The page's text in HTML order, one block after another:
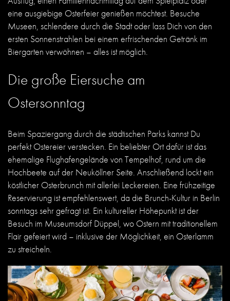
eine ausgiebige Osterfeier genießen möchtest. Besuche
Museen, schlendere durch die Stadt oder lass Dich von den
ersten Sonnenstrahlen bei einem erfrischenden Getränk im
Biergarten verwöhnen – alles ist möglich.
Die große Eiersuche am
Ostersonntag
Beim Spaziergang durch die städtischen Parks kannst Du
perfekt Ostereier verstecken. Ein beliebter Ort dafür ist das
ehemalige Flughafengelände von Tempelhof, rund um die
Hochbeete auf der Neuköllner Seite. Anschließend lockt ein
köstlicher Osterbrunch mit allerlei Leckereien. Eine frühzeitige
Reservierung ist empfehlenswert, da die Brunch-Kultur in Berlin
sonntags sehr gefragt ist. Ein kultureller Höhepunkt ist der
Besuch im Museumsdorf Düppel, wo Ostern mit traditionellem
Flair gefeiert wird – inklusive der Möglichkeit, ein Osterlamm
zu streicheln.